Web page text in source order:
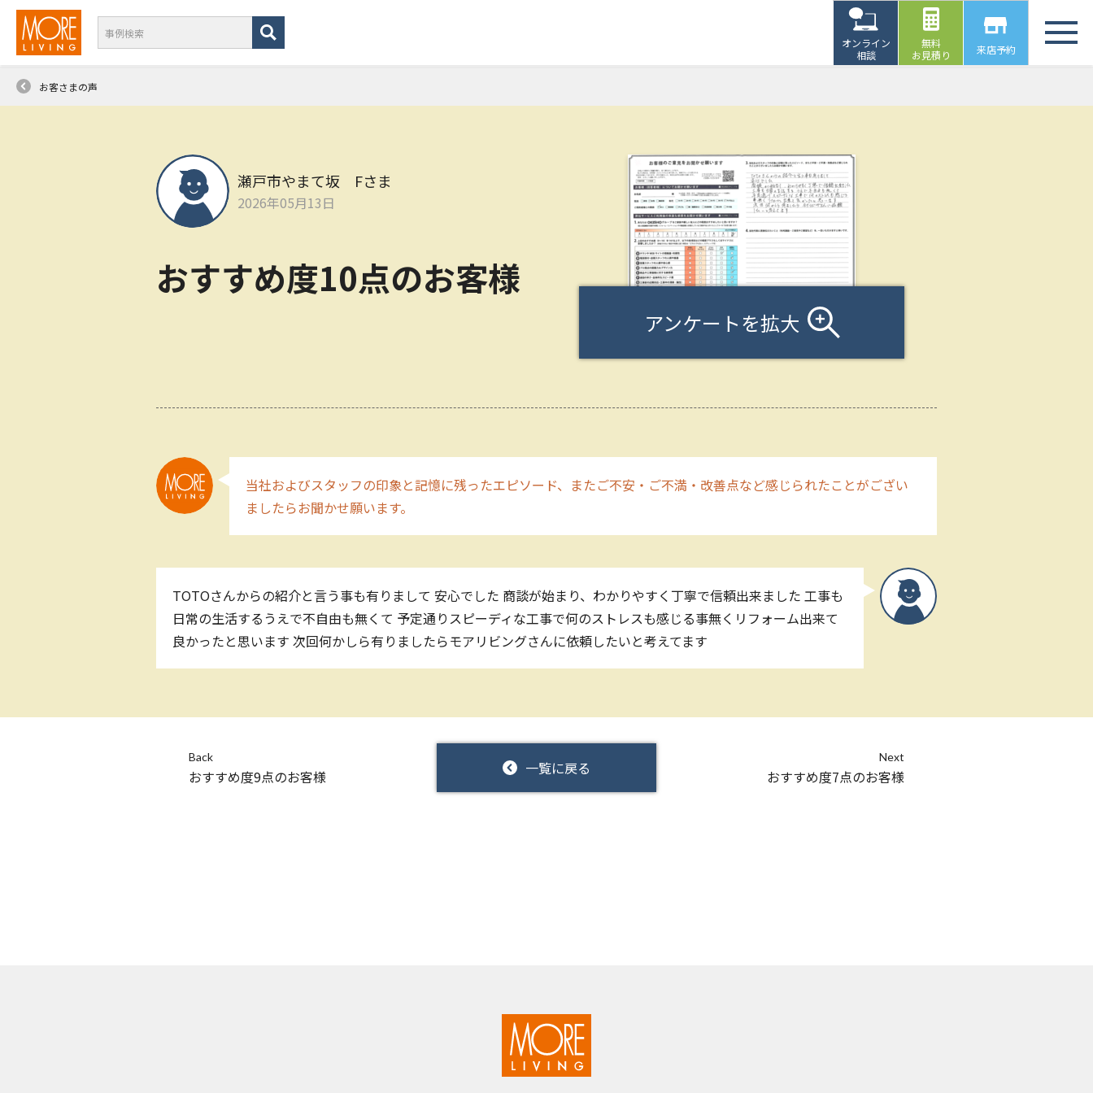
オンライン
相談
無料
お見積り
来店予約
お客さまの声
瀬戸市やまて坂 Fさま
2026年05月13日
おすすめ度10点のお客様
アンケートを拡大
当社およびスタッフの印象と記憶に残ったエピソード、またご不安・ご不満・改善点など感じられたことがござい
ましたらお聞かせ願います。
TOTOさんからの紹介と言う事も有りまして 安心でした 商談が始まり、わかりやすく丁寧で信頼出来ました 工事も
日常の生活するうえで不自由も無くて 予定通りスピーディな工事で何のストレスも感じる事無くリフォーム出来て
良かったと思います 次回何かしら有りましたらモアリビングさんに依頼したいと考えてます
Back
おすすめ度9点のお客様 一覧に戻る
Next
おすすめ度7点のお客様